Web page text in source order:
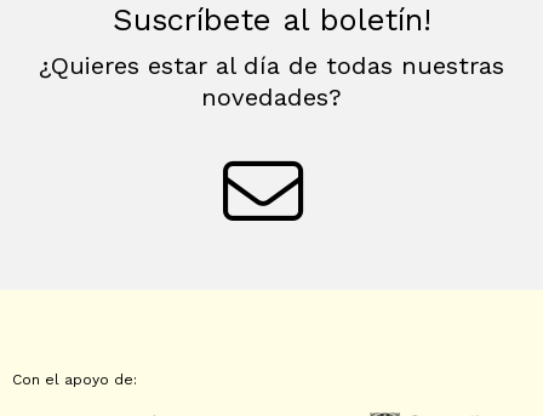
Suscríbete al boletín!
¿Quieres estar al día de todas nuestras
novedades?
Con el apoyo de: